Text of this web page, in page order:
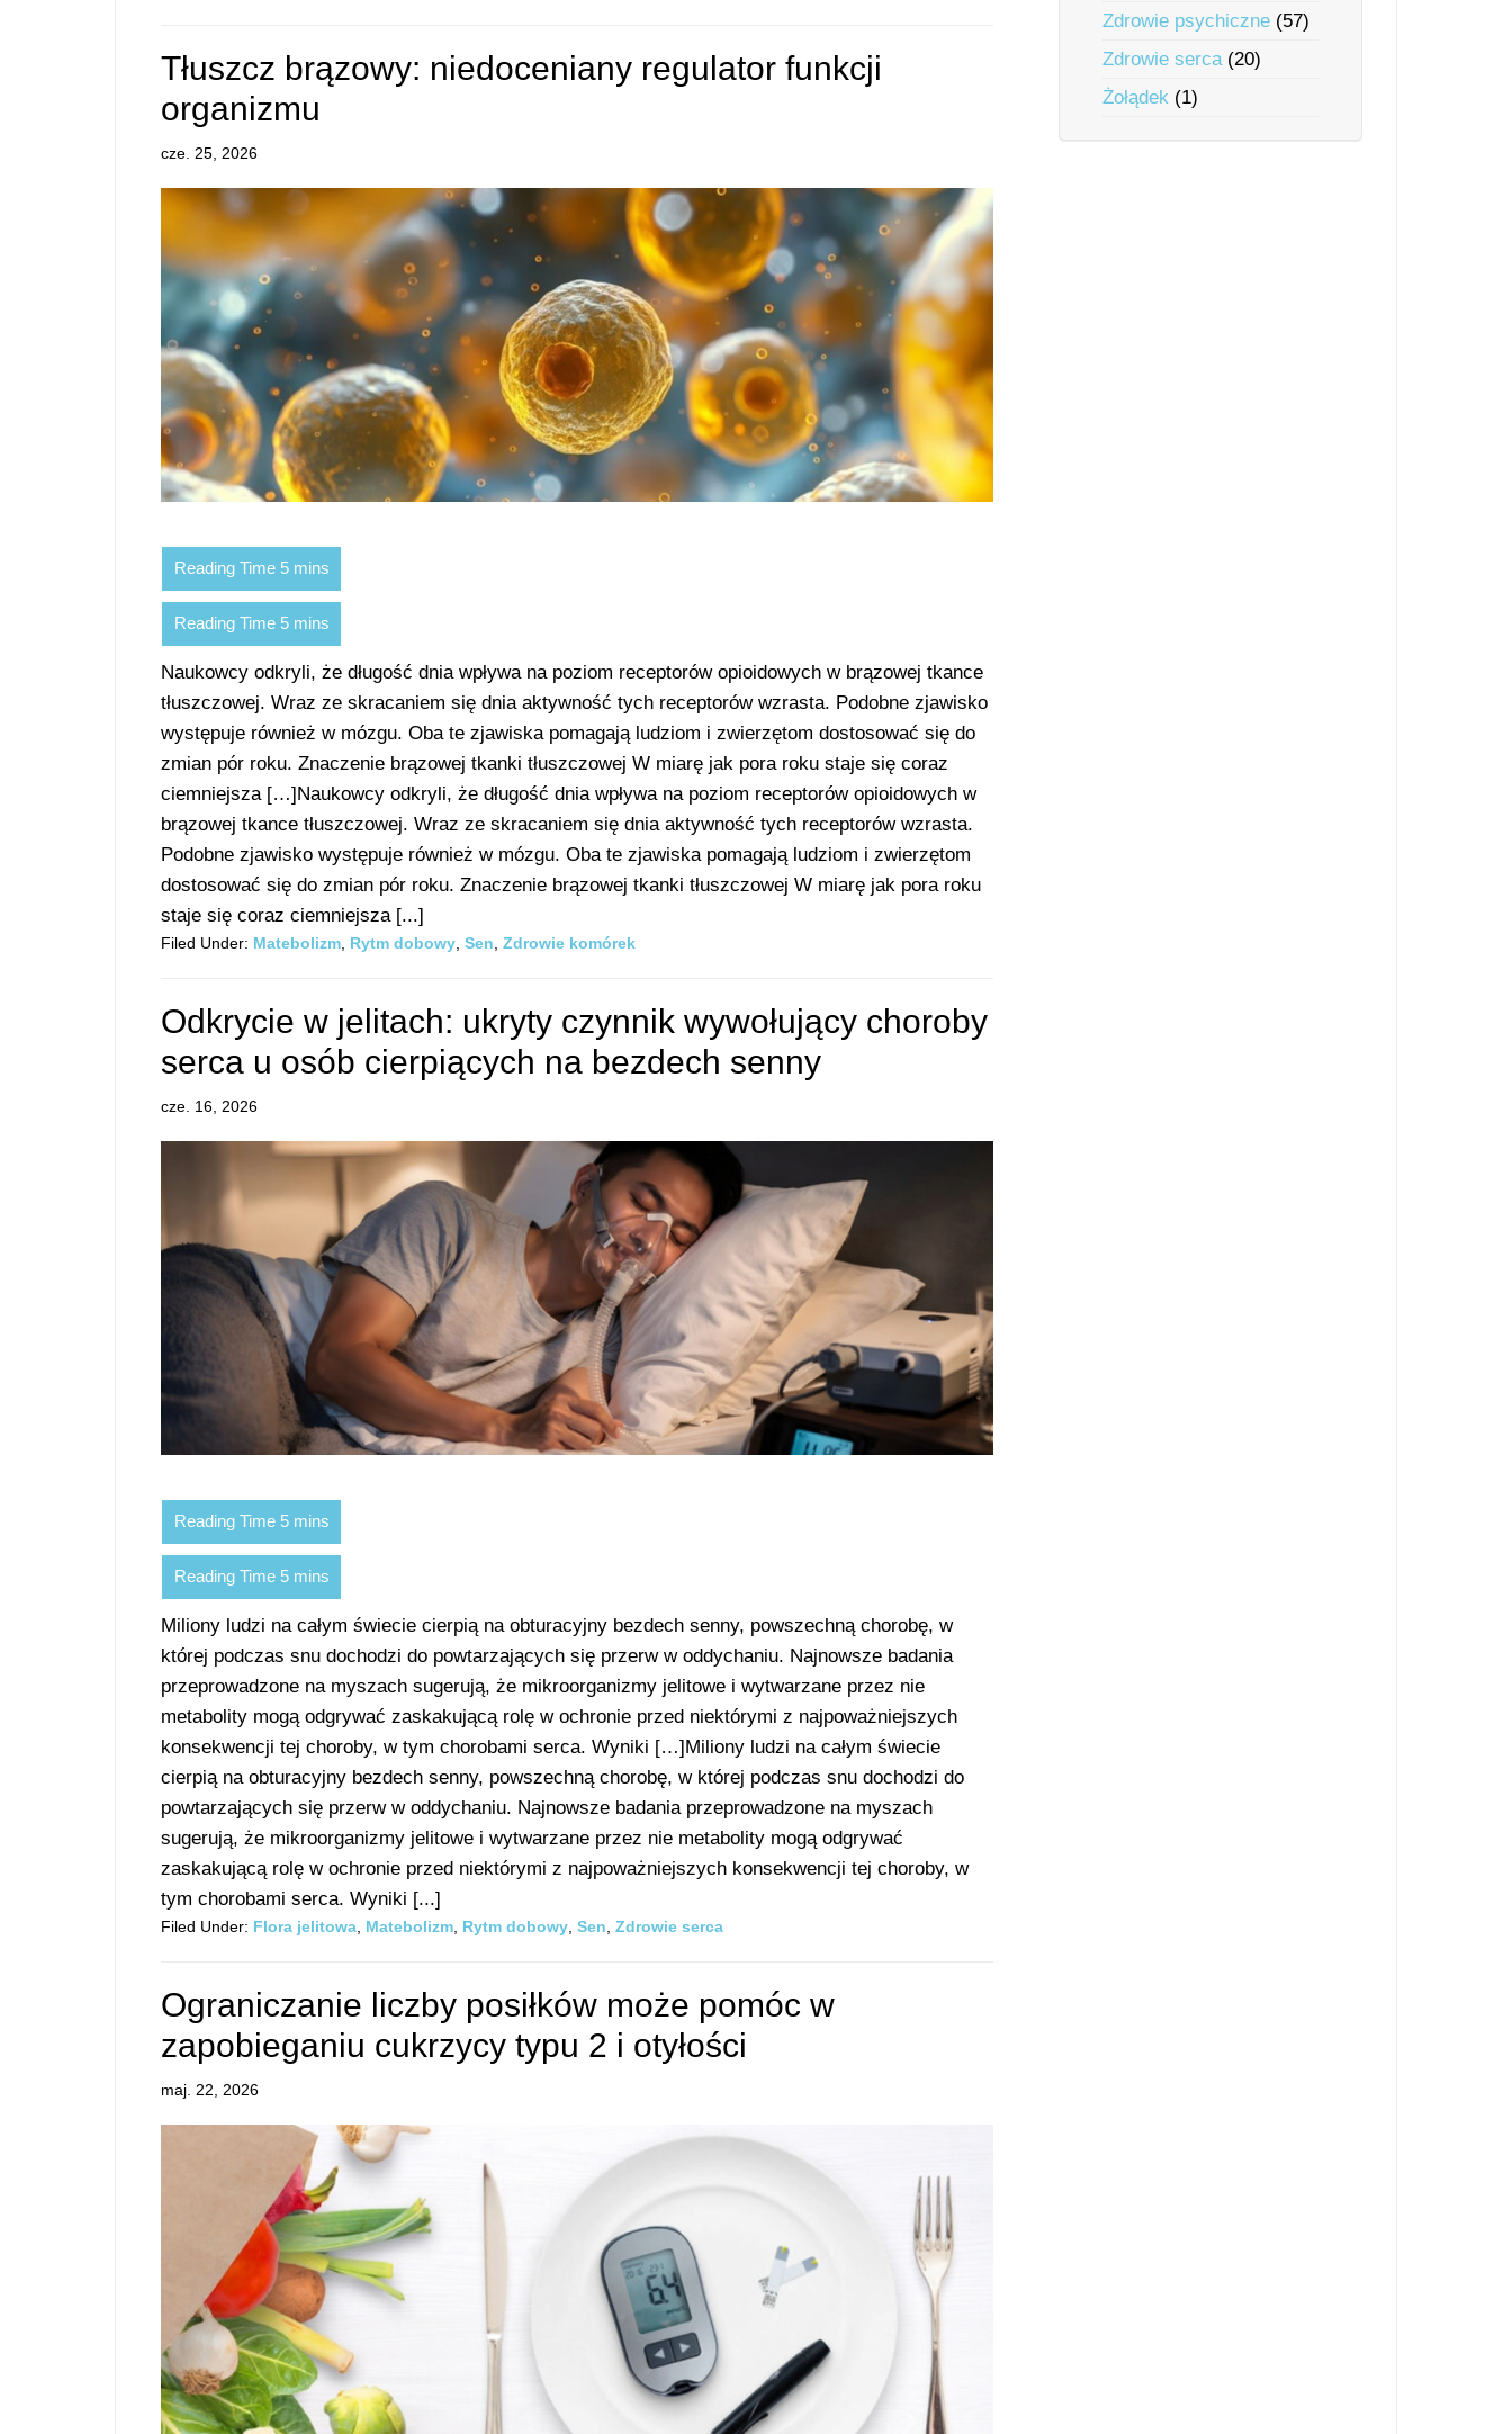
Tłuszcz brązowy: niedoceniany regulator funkcji
organizmu
cze. 25, 2026
Naukowcy odkryli, że długość dnia wpływa na poziom receptorów opioidowych w brązowej tkance
tłuszczowej. Wraz ze skracaniem się dnia aktywność tych receptorów wzrasta. Podobne zjawisko
występuje również w mózgu. Oba te zjawiska pomagają ludziom i zwierzętom dostosować się do
zmian pór roku. Znaczenie brązowej tkanki tłuszczowej W miarę jak pora roku staje się coraz
ciemniejsza […]Naukowcy odkryli, że długość dnia wpływa na poziom receptorów opioidowych w
brązowej tkance tłuszczowej. Wraz ze skracaniem się dnia aktywność tych receptorów wzrasta.
Podobne zjawisko występuje również w mózgu. Oba te zjawiska pomagają ludziom i zwierzętom
dostosować się do zmian pór roku. Znaczenie brązowej tkanki tłuszczowej W miarę jak pora roku
staje się coraz ciemniejsza [...]
Filed Under: Matebolizm Rytm dobowy Sen Zdrowie komórek
Odkrycie w jelitach: ukryty czynnik wywołujący choroby
serca u osób cierpiących na bezdech senny
cze. 16, 2026
Miliony ludzi na całym świecie cierpią na obturacyjny bezdech senny, powszechną chorobę, w
której podczas snu dochodzi do powtarzających się przerw w oddychaniu. Najnowsze badania
przeprowadzone na myszach sugerują, że mikroorganizmy jelitowe i wytwarzane przez nie
metabolity mogą odgrywać zaskakującą rolę w ochronie przed niektórymi z najpoważniejszych
konsekwencji tej choroby, w tym chorobami serca. Wyniki […]Miliony ludzi na całym świecie
cierpią na obturacyjny bezdech senny, powszechną chorobę, w której podczas snu dochodzi do
powtarzających się przerw w oddychaniu. Najnowsze badania przeprowadzone na myszach
sugerują, że mikroorganizmy jelitowe i wytwarzane przez nie metabolity mogą odgrywać
zaskakującą rolę w ochronie przed niektórymi z najpoważniejszych konsekwencji tej choroby, w
tym chorobami serca. Wyniki [...]
Filed Under: Flora jelitowa Matebolizm Rytm dobowy Sen Zdrowie serca
Ograniczanie liczby posiłków może pomóc w
zapobieganiu cukrzycy typu 2 i otyłości
maj. 22, 2026
Zdrowie psychiczne (57)
Zdrowie serca(20)
Żołądek (1)